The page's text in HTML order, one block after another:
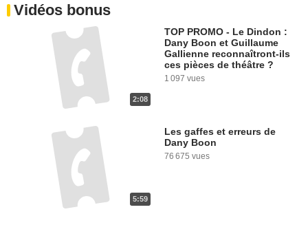
Vidéos bonus
2:08
TOP PROMO - Le Dindon :
Dany Boon et Guillaume
Gallienne reconnaîtront-ils
ces pièces de théâtre ?
1 097 vues
5:59
Les gaffes et erreurs de
Dany Boon
76 675 vues